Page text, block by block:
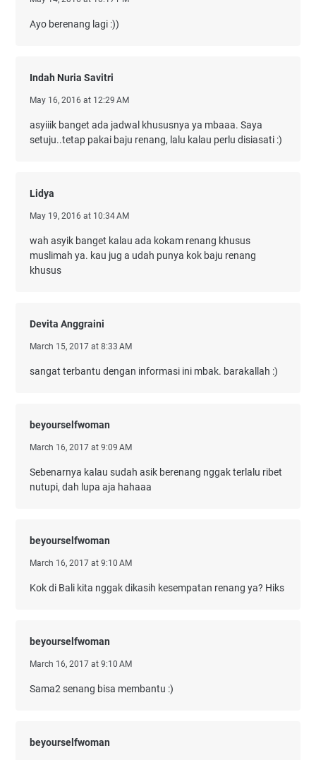
Ayo berenang lagi :))
Indah Nuria Savitri
May 16, 2016 at 12:29 AM
asyiiik banget ada jadwal khususnya ya mbaaa. Saya
setuju..tetap pakai baju renang, lalu kalau perlu disiasati :)
Lidya
May 19, 2016 at 10:34 AM
wah asyik banget kalau ada kokam renang khusus
muslimah ya. kau jug a udah punya kok baju renang
khusus
Devita Anggraini
March 15, 2017 at 8:33 AM
sangat terbantu dengan informasi ini mbak. barakallah :)
beyourselfwoman
March 16, 2017 at 9:09 AM
Sebenarnya kalau sudah asik berenang nggak terlalu ribet
nutupi, dah lupa aja hahaaa
beyourselfwoman
March 16, 2017 at 9:10 AM
Kok di Bali kita nggak dikasih kesempatan renang ya? Hiks
beyourselfwoman
March 16, 2017 at 9:10 AM
Sama2 senang bisa membantu :)
beyourselfwoman